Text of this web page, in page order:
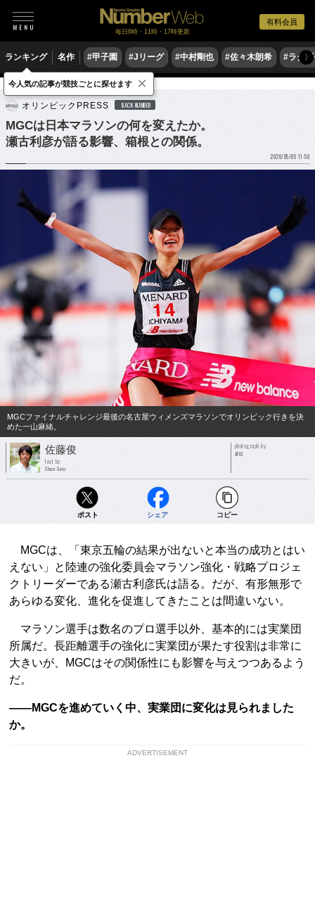
有料会員
毎日6時・11時・17時更新
ランキング 名作 #甲子園 #Jリーグ #中村剛也 #佐々木朗希 #ラグ〉
陸上 マラソン
オリンピックPRESS BACK NUMBER
MGCは日本マラソンの何を変えたか。
瀬古利彦が語る影響、箱根との関係。
2020/05/05 11:50
MGCファイナルチャレンジ最後の名古屋ウィメンズマラソンでオリンピック行きを決
めた一山麻緒。
佐藤俊
text by
Shun Sato
photograph by
AFLO
ポスト シェア コピー
MGCは、「東京五輪の結果が出ないと本当の成功とはい
えない」と陸連の強化委員会マラソン強化・戦略プロジェ
クトリーダーである瀬古利彦氏は語る。だが、有形無形で
あらゆる変化、進化を促進してきたことは間違いない。
マラソン選手は数名のプロ選手以外、基本的には実業団
所属だ。長距離選手の強化に実業団が果たす役割は非常に
大きいが、MGCはその関係性にも影響を与えつつあるよう
だ。
――MGCを進めていく中、実業団に変化は見られました
か。
ADVERTISEMENT
今人気の記事が競技ごとに探せます ×